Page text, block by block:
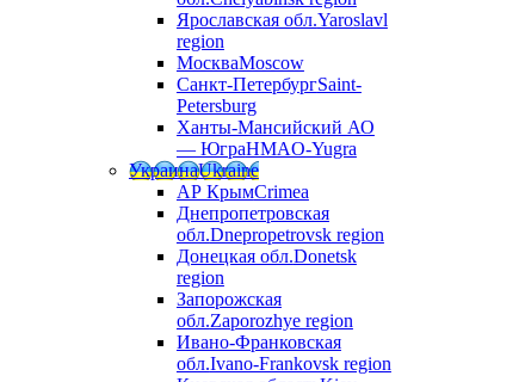
Ярославская обл.Yaroslavl
region
МоскваMoscow
Санкт-ПетербургSaint-
Petersburg
Ханты-Мансийский АО
— ЮграHMAO-Yugra
УкраинаUkraine
АР КрымCrimea
Днепропетровская
обл.Dnepropetrovsk region
Донецкая обл.Donetsk
region
Запорожская
обл.Zaporozhye region
Ивано-Франковская
обл.Ivano-Frankovsk region